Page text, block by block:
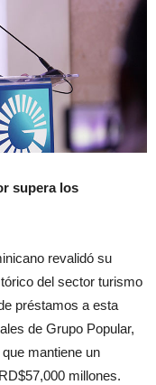
supera los
revalidó su
del sector turismo
préstamos a esta
de Grupo Popular,
mantiene un
millones.